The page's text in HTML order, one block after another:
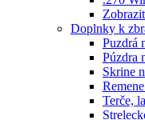
Doplnky k
Puzdrá
Púzdra
Skrine
Terče,